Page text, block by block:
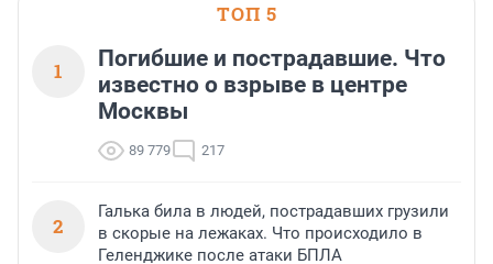
ТОП 5
1
Погибшие и пострадавшие. Что
известно о взрыве в центре
Москвы
89 779 217
2
Галька била в людей, пострадавших грузили
в скорые на лежаках. Что происходило в
Геленджике после атаки БПЛА